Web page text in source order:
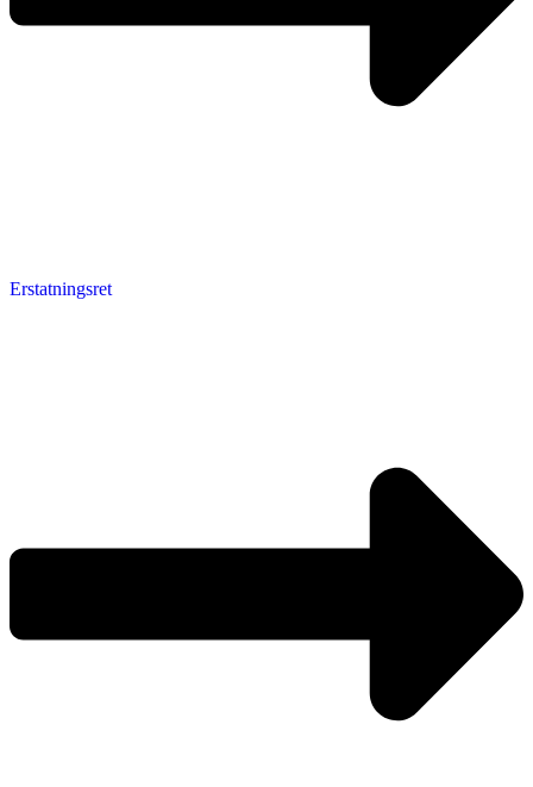
Erstatningsret